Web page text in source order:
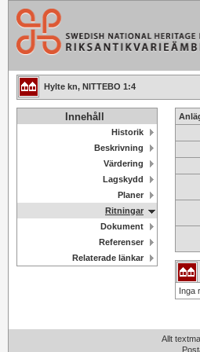
Hylte kn, NITTEBO 1:4
Innehåll
Historik
Beskrivning
Värdering
Lagskydd
Planer
Ritningar
Dokument
Referenser
Relaterade länkar
Inga
Allt